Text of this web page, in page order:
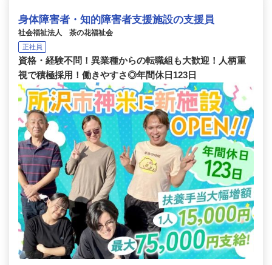
身体障害者・知的障害者支援施設の支援員
社会福祉法人 茶の花福祉会
正社員
資格・経験不問！異業種からの転職組も大歓迎！人柄重
視で積極採用！働きやすさ◎年間休日123日